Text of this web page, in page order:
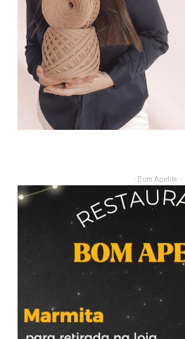
- Bom Apetite -